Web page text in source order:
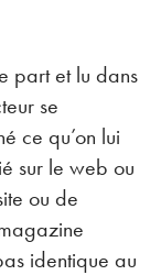
part et lu dans
se
ce qu’on lui
sur le web ou
ou de
identique au